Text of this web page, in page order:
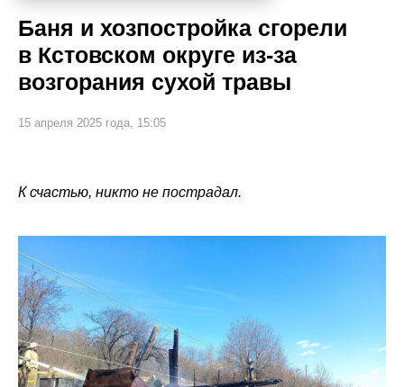
Баня и хозпостройка сгорели
в Кстовском округе из-за
возгорания сухой травы
15 апреля 2025 года, 15:05
К счастью, никто не пострадал.